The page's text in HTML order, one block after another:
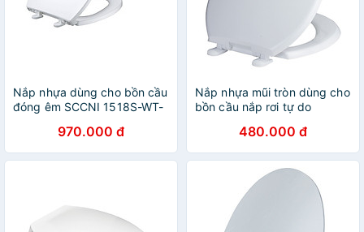
Nắp nhựa dùng cho bồn cầu
đóng êm SCCNI 1518S-WT-
Standard970.000 đ
Nắp nhựa mũi tròn dùng cho
bồn cầu nắp rơi tự do
hàng chính hãng American
Standard
480.000 đ